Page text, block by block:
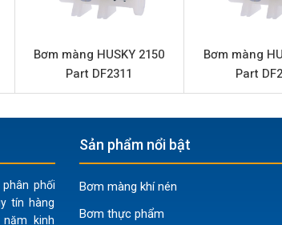
1/2” (Kết nối ren)
Caosu Buna
Caosu Buna
Nhựa Polypropylene
1050 Part 649030
Bơm màng HUSKY 2150
Part DF2311
Bơm màng
Part
phối
tín hàng
kinh
Sản phẩm nổi bật
Bơm màng khí nén
Bơm thực phẩm